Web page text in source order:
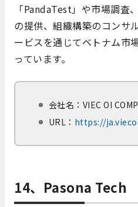
「PandaTest」や市場調
の提供、組織構築のコンサ
ービスを通じてベトナム市
っています。
会社名： VIEC OI
URL： https://
14、Pasona Tech